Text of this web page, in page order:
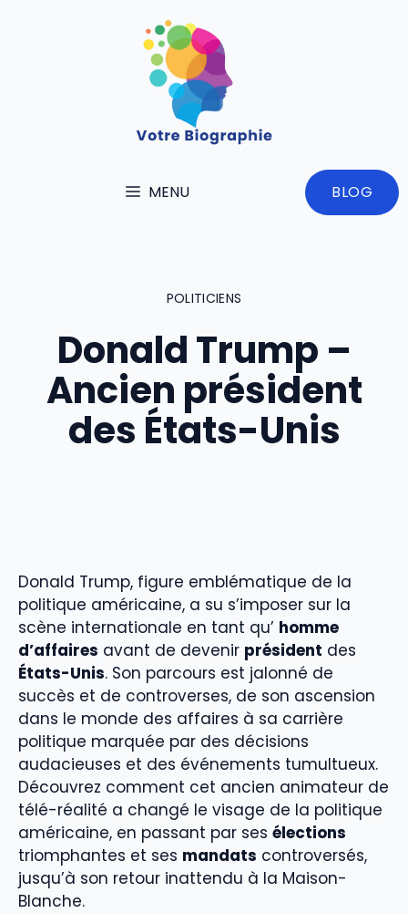
MENU BLOG
POLITICIENS
Donald Trump –
Ancien président
des États-Unis
Donald Trump, figure emblématique de la
politique américaine, a su s’imposer sur la
scène internationale en tant qu’ homme
d’affaires avant de devenir président des
États-Unis. Son parcours est jalonné de
succès et de controverses, de son ascension
dans le monde des affaires à sa carrière
politique marquée par des décisions
audacieuses et des événements tumultueux.
Découvrez comment cet ancien animateur de
télé-réalité a changé le visage de la politique
américaine, en passant par ses élections
triomphantes et ses mandats controversés,
jusqu’à son retour inattendu à la Maison-
Blanche.